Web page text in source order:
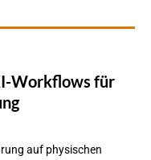
Workflows für
auf physischen